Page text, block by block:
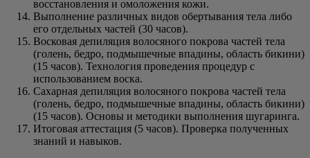
восстановления и омоложения кожи.
Выполнение различных видов обертывания тела либо
его отдельных частей (30 часов).
Восковая депиляция волосяного покрова частей тела
(голень, бедро, подмышечные впадины, область бикини)
(15 часов). Технология проведения процедур с
использованием воска.
Сахарная депиляция волосяного покрова частей тела
(голень, бедро, подмышечные впадины, область бикини)
(15 часов). Основы и методики выполнения шугаринга.
Итоговая аттестация (5 часов). Проверка полученных
знаний и навыков.